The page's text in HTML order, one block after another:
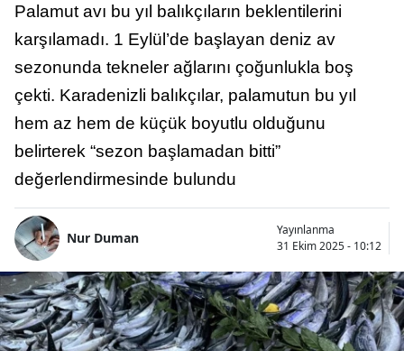
Palamut avı bu yıl balıkçıların beklentilerini
karşılamadı. 1 Eylül’de başlayan deniz av
sezonunda tekneler ağlarını çoğunlukla boş
çekti. Karadenizli balıkçılar, palamutun bu yıl
hem az hem de küçük boyutlu olduğunu
belirterek “sezon başlamadan bitti”
değerlendirmesinde bulundu
Nur Duman
Yayınlanma
31 Ekim 2025 - 10:12